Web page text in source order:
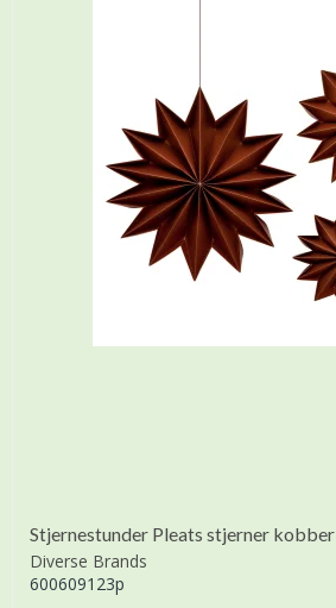
Stjernestunder Pleats stjerner kobber
Diverse Brands
600609123p